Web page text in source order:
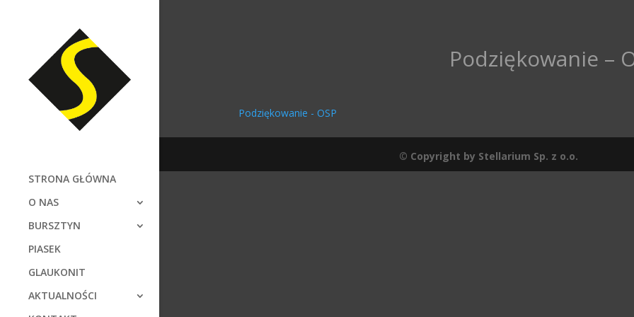
STRONA GŁÓWNA
O NAS
BURSZTYN
PIASEK
GLAUKONIT
AKTUALNOŚCI
Podziękowanie –
Podziękowanie - OSP
© Copyright by Stellarium Sp. z o.o.